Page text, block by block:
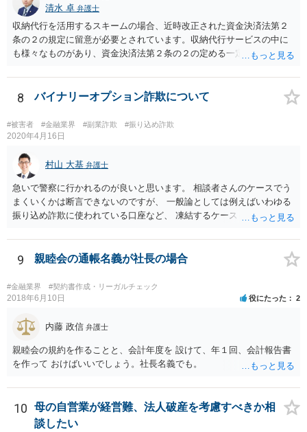
清水 卓 弁護士
収納代行を活用するスキームの場合、近時改正された資金決済法第２
条の２の規定に留意が必要とされています。収納代行サービスの中に
も様々なものがあり、資金決済法第２条の２の定める一定の要件（内
ことが明らかにされました。 この資金決済法第２条の２の定める一
定の要件（内閣府令で定める要件も含む）については、該当条文を見
るだけではなかなか理解し難いところがあるかと思いますし、この掲
示板で回答するには限界がありますので、この分野に詳しそうな弁護
士の方に直接相談なさってみて下さい。 （資金決済法） 第二条の二
の委託、受取人からの金銭債権の譲受けその他これらに類する方法に
より、当該金銭債権に係る債務者又は当該債務者からの委託（二以上
の段階にわたる委託を含む。）その他これに類する方法により支払を
行う者から弁済として資金を受け入れ、又は他の者に受け入れさせ、
当該受取人に当該資金を移動させる行為（当該資金を当該受取人に交
く。）であることその他の内閣府令で定める要件を満たすものは、為
8 バイナリーオプション詐欺について
#被害者 #金融業界 #副業詐欺 #振り込め詐欺
2020年4月16日
村山 大基 弁護士
急いで警察に行かれるのが良いと思います。 相談者さんのケースでう
まくいくかは断言できないのですが、 一般論としては例えばいわゆる
振り込め詐欺に使われている口座など、 凍結するケースもありますの
9 親睦会の通帳名義が社長の場合
#金融業界 #契約書作成・リーガルチェック
2018年6月10日 役にたった 2
内藤 政信 弁護士
親睦会の規約を作ることと、会計年度を 設けて、年１回、会計報告書
を作って おけばいいでしょう。社長名義でも。
10
母の自営業が経営難、法人破産を考慮すべきか相
談したい